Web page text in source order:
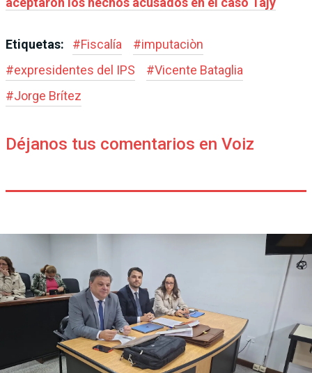
Etiquetas: #Fiscalía #imputaciòn
#expresidentes del IPS #Vicente Bataglia
#Jorge Brítez
Déjanos tus comentarios en Voiz